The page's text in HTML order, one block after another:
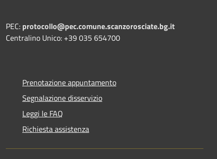
PEC: protocollo@pec.comune.scanzorosciate.bg.it
Centralino Unico: +39 035 654700
Prenotazione appuntamento
Segnalazione disservizio
Leggi le FAQ
Richiesta assistenza